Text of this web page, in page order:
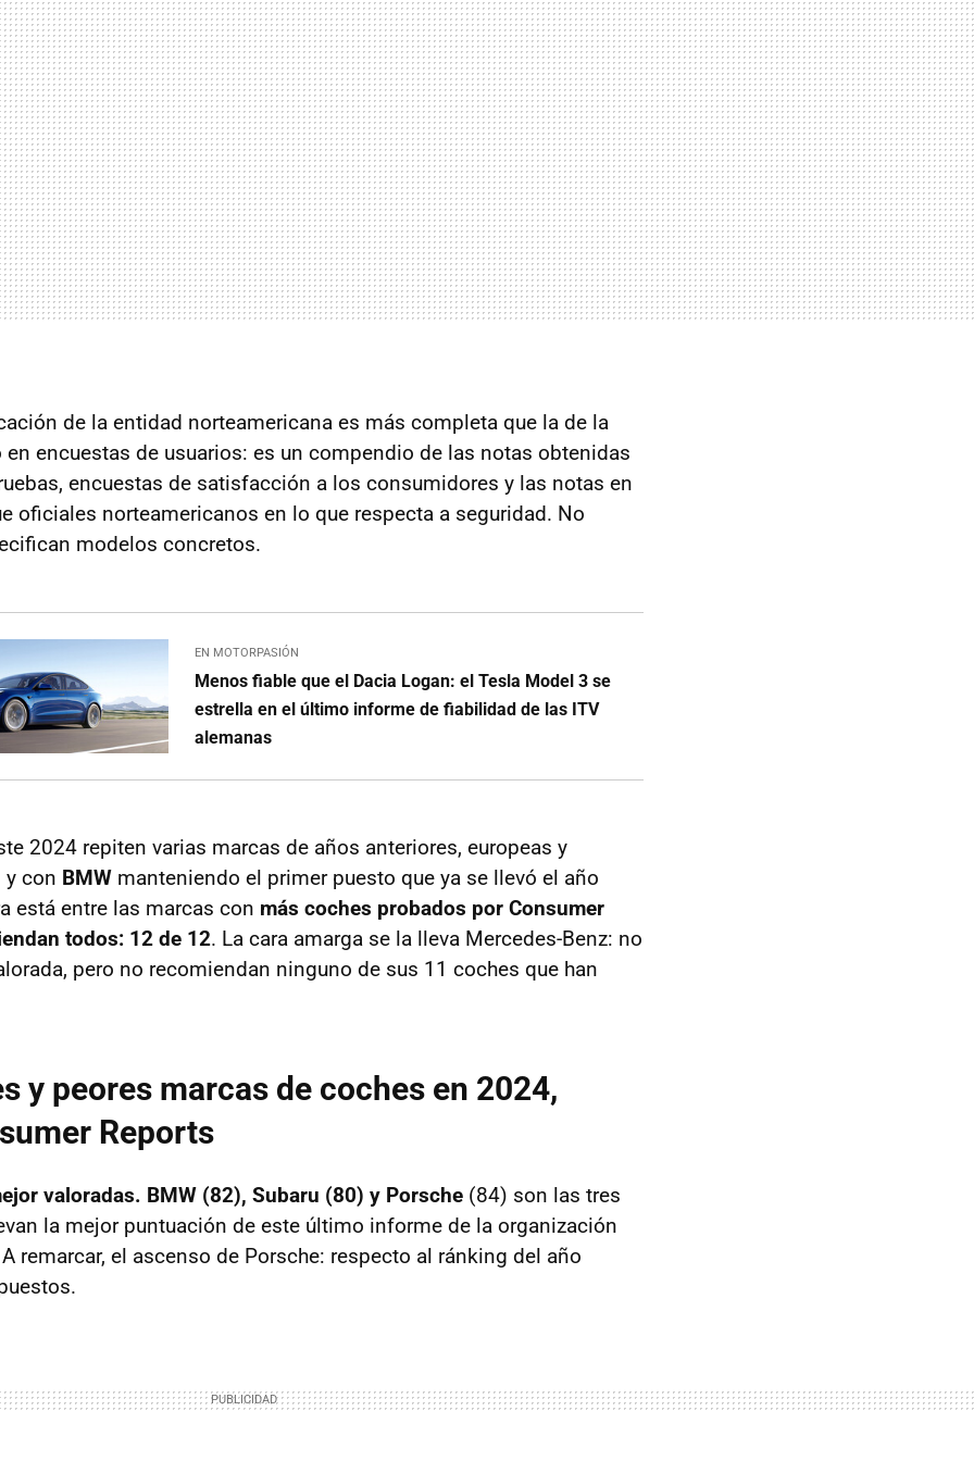
de la entidad norteamericana es más completa que la de la
en encuestas de usuarios: es un compendio de las notas obtenidas
encuestas de satisfacción a los consumidores y las notas en
oficiales norteamericanos en lo que respecta a seguridad. No
modelos concretos.
EN MOTORPASIÓN
Menos fiable que el Dacia Logan: el Tesla Model 3 se
estrella en el último informe de fiabilidad de las ITV
alemanas
2024 repiten varias marcas de años anteriores, europeas y
y con BMW manteniendo el primer puesto que ya se llevó el año
está entre las marcas con más coches probados por Consumer
todos: 12 de 12. La cara amarga se la lleva Mercedes-Benz: no
pero no recomiendan ninguno de sus 11 coches que han
y peores marcas de coches en 2024,
Reports
valoradas. BMW (82), Subaru (80) y Porsche (84) son las tres
la mejor puntuación de este último informe de la organización
remarcar, el ascenso de Porsche: respecto al ránking del año